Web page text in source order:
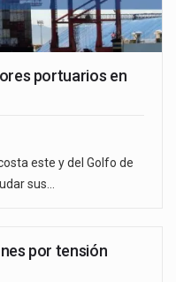
portuarios en
este y del Golfo de
sus…
por tensión